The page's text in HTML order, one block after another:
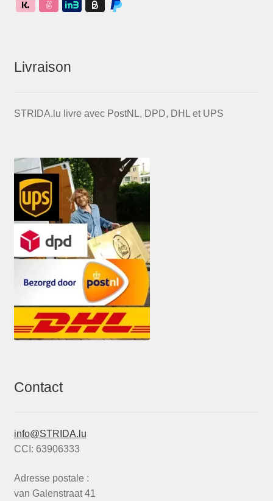
Livraison
STRIDA.lu livre avec PostNL, DPD, DHL et UPS
Contact
info@STRIDA.lu
CCI: 63906333
Adresse postale :
van Galenstraat 41